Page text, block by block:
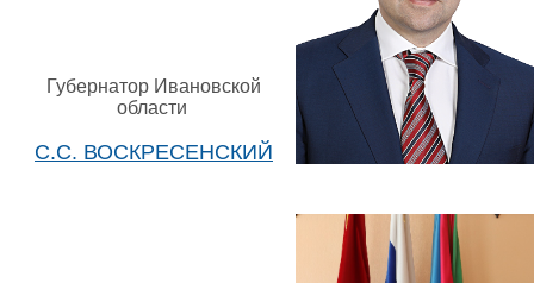
Губернатор Ивановской
области
С.С. ВОСКРЕСЕНСКИЙ